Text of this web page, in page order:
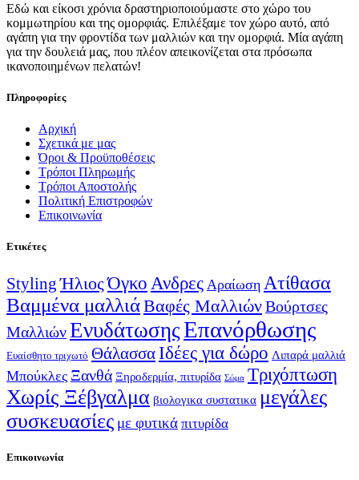
Εδώ και είκοσι χρόνια δραστηριοποιούμαστε στο χώρο του
κομμωτηρίου και της ομορφιάς. Επιλέξαμε τον χώρο αυτό, από
αγάπη για την φροντίδα των μαλλιών και την ομορφιά. Μία αγάπη
για την δουλειά μας, που πλέον απεικονίζεται στα πρόσωπα
ικανοποιημένων πελατών!
Πληροφορίες
Αρχική
Σχετικά με μας
Όροι & Προϋποθέσεις
Τρόποι Πληρωμής
Τρόποι Αποστολής
Πολιτική Επιστροφών
Επικοινωνία
Ετικέτες
Styling Ήλιος Όγκο Ανδρες Αραίωση Ατίθασα
Βαμμένα μαλλιάΒαφές ΜαλλιώνΒούρτσες
ΜαλλιώνΕνυδάτωσηςΕπανόρθωσης
Ευαίσθητο τριχωτό ΘάλασσαΙδέες για δώρο Λιπαρά μαλλιά
Μπούκλες Ξανθά Ξηροδερμία, πιτυρίδα Σώμα Τριχόπτωση
Χωρίς Ξέβγαλμα βιολογικα συστατικα μεγάλες
συσκευασίες με φυτικά πιτυρίδα
Επικοινωνία